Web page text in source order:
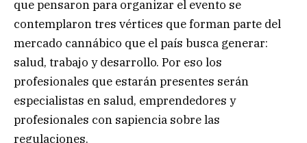
que pensaron para organizar el evento se
contemplaron tres vértices que forman parte del
mercado cannábico que el país busca generar:
salud, trabajo y desarrollo. Por eso los
profesionales que estarán presentes serán
especialistas en salud, emprendedores y
profesionales con sapiencia sobre las
regulaciones.